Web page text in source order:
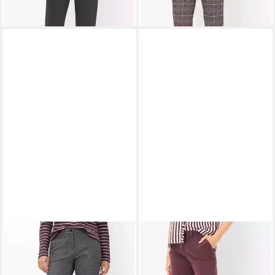
Caprihose Style
MARON S
99,95 €
BRAX3/4-Hose Style
MARON S
99,95 €